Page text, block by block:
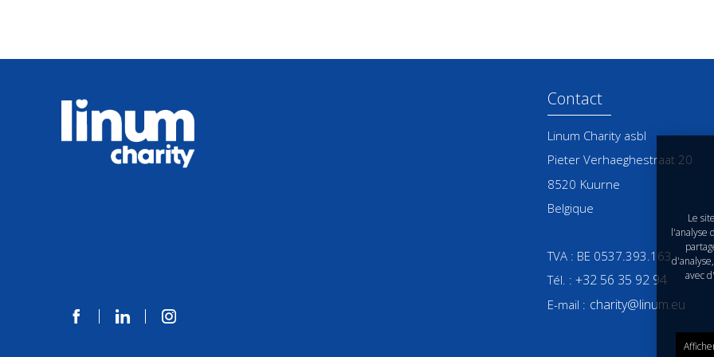
Contact
Linum Charity asbl
Pieter Verhaeghestraat 20
8520 Kuurne
Belgique
TVA : BE 0537.393.163
Tél. : +32 56 35 92 94
E-mail : charity@linum.eu
Le
l'analyse
avec